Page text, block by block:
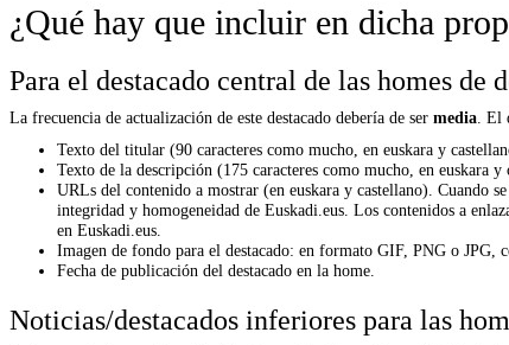
¿Qué hay que incluir en dicha
Para el destacado central de las homes de
La frecuencia de actualización de este destacado debería de ser media .
Texto del titular (90 caracteres como mucho, en euskara y
Texto de la descripción (175 caracteres como mucho, en euskara y
URLs del contenido a mostrar (en euskara y castellano). Cuando
integridad y homogeneidad de Euskadi.eus. Los contenidos a
en Euskadi.eus.
Imagen de fondo para el destacado: en formato GIF, PNG o JPG,
Fecha de publicación del destacado en la home.
Noticias/destacados inferiores para las